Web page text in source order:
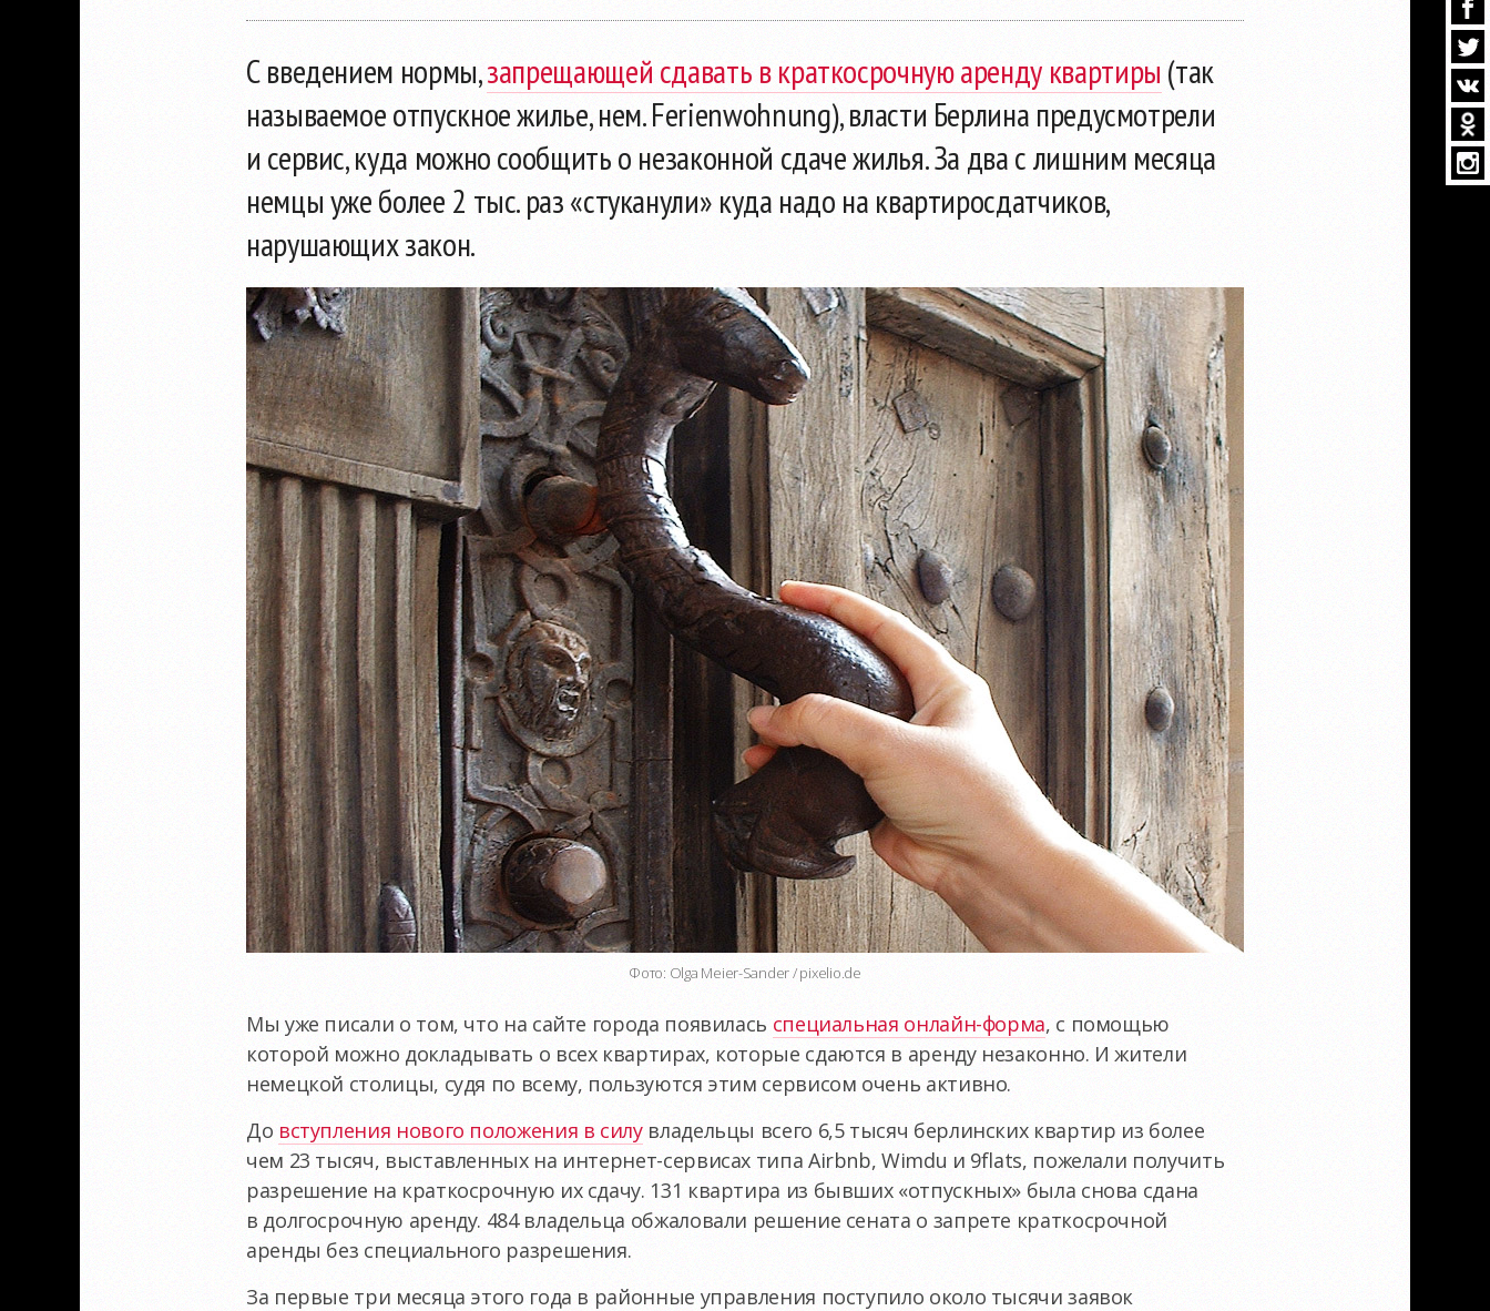
С введением нормы,запрещающей сдавать в краткосрочную аренду квартиры (так
называемое отпускное жилье, нем. Ferienwohnung), власти Берлина предусмотрели
и сервис, куда можно сообщить о незаконной сдаче жилья. За два с лишним месяца
немцы уже более 2 тыс. раз «стуканули» куда надо на квартиросдатчиков,
нарушающих закон.
Фото: Olga Meier-Sander / pixelio.de
Мы уже писали о том, что на сайте города появилась специальная онлайн-форма, с помощью
которой можно докладывать о всех квартирах, которые сдаются в аренду незаконно. И жители
немецкой столицы, судя по всему, пользуются этим сервисом очень активно.
До вступления нового положения в силувладельцы всего 6,5 тысяч берлинских квартир из более
чем 23 тысяч, выставленных на интернет-сервисах типа Airbnb, Wimdu и 9flats, пожелали получить
разрешение на краткосрочную их сдачу. 131 квартира из бывших «отпускных» была снова сдана
в долгосрочную аренду. 484 владельца обжаловали решение сената о запрете краткосрочной
аренды без специального разрешения.
За первые три месяца этого года в районные управления поступило около тысячи заявок